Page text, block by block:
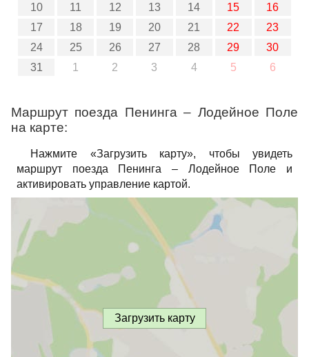
10
11 12 13 14 15
16
17
18 19 20 21 22
23
24
25 26 27 28 29
30
31
1 2 3 4 5 6
Маршрут поезда Пенинга – Лодейное Поле
на карте:
Нажмите «Загрузить карту», чтобы увидеть
маршрут поезда Пенинга – Лодейное Поле и
активировать управление картой.
Загрузить карту